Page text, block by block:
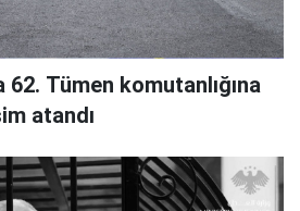
Tümen komutanlığına
atandı